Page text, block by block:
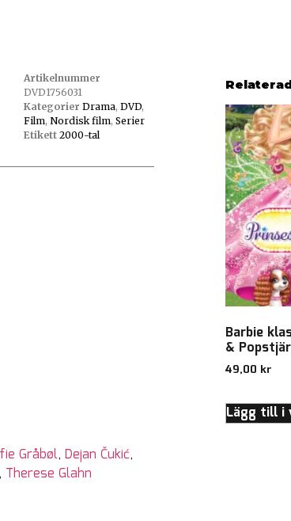
Artikelnummer
DVD1756031
Kategorier Drama, DVD,
Film, Nordisk film, Serier
Etikett 2000-tal
Gråbøl, Dejan Čukić,
, Therese Glahn
Barbie
&
49,00 kr
Lägg till i